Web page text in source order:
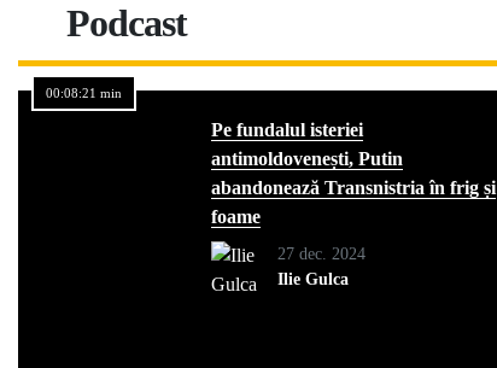
Podcast
Pe fundalul isteriei
antimoldovenești, Putin
abandonează Transnistria în frig și
foame
27 dec. 2024
Ilie Gulca
00:08:21 min